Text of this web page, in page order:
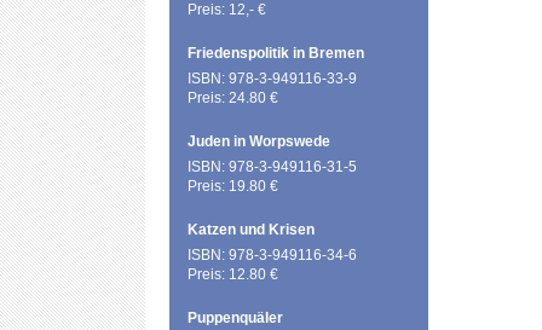
Preis: 12,- €
Friedenspolitik in Bremen
ISBN: 978-3-949116-33-9
Preis: 24.80 €
Juden in Worpswede
ISBN: 978-3-949116-31-5
Preis: 19.80 €
Katzen und Krisen
ISBN: 978-3-949116-34-6
Preis: 12.80 €
Puppenquäler